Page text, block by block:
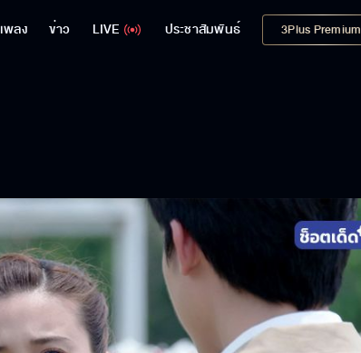
เพลง ข่าว LIVE ประชาสัมพันธ์ 3Plus Premium